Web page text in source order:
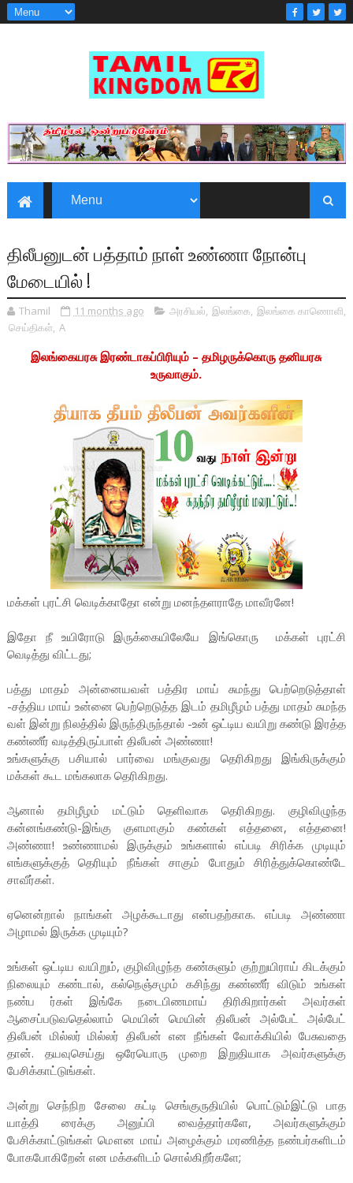
திலீபனுடன் பத்தாம் நாள் உண்ணா நோன்பு
மேடையில் !
Thamil 11 months ago அரசியல், இலங்கை, இலங்கை காணொளி,
செய்திகள், A
இலங்கையரசு இரண்டாகப்பிரியும் – தமிழருக்கொரு தனியரசு
உருவாகும்.
மக்கள் புரட்சி வெடிக்காதோ என்று மனந்தளராதே மாவீரனே!
இதோ நீ உயிரோடு இருக்கையிலேயே இங்கொரு மக்கள் புரட்சி
வெடித்து விட்டது;
பத்து மாதம் அன்னையவள் பத்திர மாய் சுமந்து பெற்றெடுத்தாள்
-சத்திய மாய் உன்னை பெற்றெடுத்த இடம் தமிழீழம் பத்து மாதம் சுமந்த
வள் இன்று நிலத்தில் இருந்திருந்தால் -உன் ஒட்டிய வயிறு கண்டு இரத்த
கண்ணீர் வடித்திருப்பாள் திலீபன் அண்ணா!
உங்களுக்கு பசியால் பார்வை மங்குவது தெரிகிறது இங்கிருக்கும்
மக்கள் கூட மங்கலாக தெரிகிறது.
ஆனால் தமிழீழம் மட்டும் தெளிவாக தெரிகிறது. குழிவிழுந்த
கன்னங்கண்டு-இங்கு குளமாகும் கண்கள் எத்தனை, எத்தனை!
அண்ணா! உண்ணாமல் இருக்கும் உங்களால் எப்படி சிரிக்க முடியும்
எங்களுக்குத் தெரியும் நீங்கள் சாகும் போதும் சிரித்துக்கொண்டே
சாவீர்கள்.
ஏனென்றால் நாங்கள் அழக்கூடாது என்பதற்காக. எப்படி அண்ணா
அழாமல் இருக்க முடியும்?
உங்கள் ஒட்டிய வயிறும், குழிவிழுந்த கண்களும் குற்றுயிராய் கிடக்கும்
நிலையும் கண்டால், கல்நெஞ்சமும் கசிந்து கண்ணீர் விடும் உங்கள்
நண்ப ர்கள் இங்கே நடைபிணமாய் திரிகிறார்கள் அவர்கள்
ஆசைப்படுவதெல்லாம் மெயின் மெயின் திலீபன் அல்பேட் அல்பேட்
திலீபன் மில்லர் மில்லர் திலீபன் என நீங்கள் வோக்கியில் பேசுவதை
தான். தயவுசெய்து ஒரேயொரு முறை இறுதியாக அவர்களுக்கு
பேசிக்காட்டுங்கள்.
அன்று செந்நிற சேலை கட்டி செங்குருதியில் பொட்டும்இட்டு பாத
யாத்தி ரைக்கு அனுப்பி வைத்தார்களே, அவர்களுக்கும்
பேசிக்காட்டுங்கள் மௌன மாய் அழைக்கும் மரணித்த நண்பர்களிடம்
போகபோகிறேன் என மக்களிடம் சொல்கிறீர்களே;